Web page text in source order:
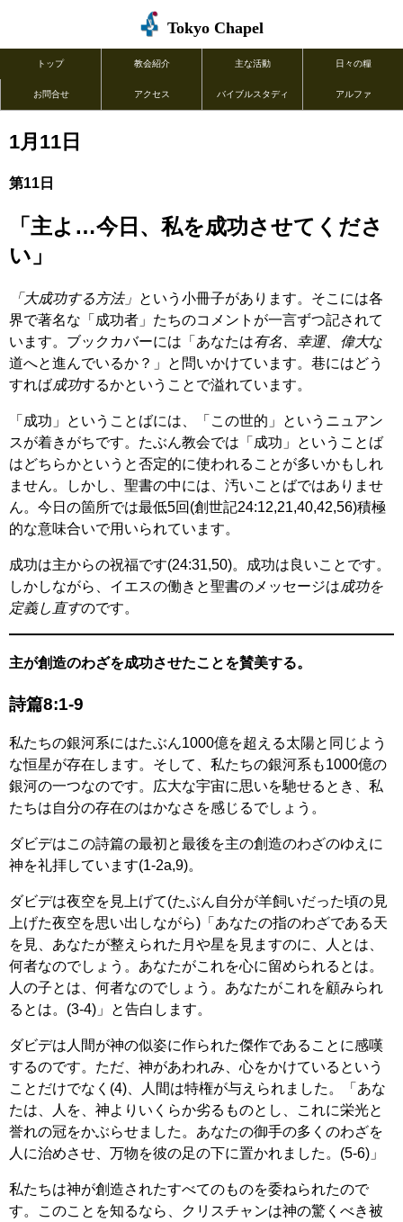
Tokyo Chapel
トップ 教会紹介 主な活動 日々の糧
お問合せ アクセス バイブルスタディ アルファ
1月11日
第11日
「主よ…今日、私を成功させてくださ
い」
「大成功する方法」 という小冊子があります。そこには各
界で著名な「成功者」たちのコメントが一言ずつ記されて
います。ブックカバーには「あなたは有名、幸運、偉大な
道へと進んでいるか？」と問いかけています。巷にはどう
すれば成功するかということで溢れています。
「成功」ということばには、「この世的」というニュアン
スが着きがちです。たぶん教会では「成功」ということば
はどちらかというと否定的に使われることが多いかもしれ
ません。しかし、聖書の中には、汚いことばではありませ
ん。今日の箇所では最低5回(創世記24:12,21,40,42,56)積極
的な意味合いで用いられています。
成功は主からの祝福です(24:31,50)。成功は良いことです。
しかしながら、イエスの働きと聖書のメッセージは成功を
定義し直すのです。
主が創造のわざを成功させたことを賛美する。
詩篇8:1-9
私たちの銀河系にはたぶん1000億を超える太陽と同じよう
な恒星が存在します。そして、私たちの銀河系も1000億の
銀河の一つなのです。広大な宇宙に思いを馳せるとき、私
たちは自分の存在のはかなさを感じるでしょう。
ダビデはこの詩篇の最初と最後を主の創造のわざのゆえに
神を礼拝しています(1-2a,9)。
ダビデは夜空を見上げて(たぶん自分が羊飼いだった頃の見
上げた夜空を思い出しながら)「あなたの指のわざである天
を見、あなたが整えられた月や星を見ますのに、人とは、
何者なのでしょう。あなたがこれを心に留められるとは。
人の子とは、何者なのでしょう。あなたがこれを顧みられ
るとは。(3-4)」と告白します。
ダビデは人間が神の似姿に作られた傑作であることに感嘆
するのです。ただ、神があわれみ、心をかけているという
ことだけでなく(4)、人間は特権が与えられました。「あな
たは、人を、神よりいくらか劣るものとし、これに栄光と
誉れの冠をかぶらせました。あなたの御手の多くのわざを
人に治めさせ、万物を彼の足の下に置かれました。(5-6)」
私たちは神が創造されたすべてのものを委ねられたので
す。このことを知るなら、クリスチャンは神の驚くべき被